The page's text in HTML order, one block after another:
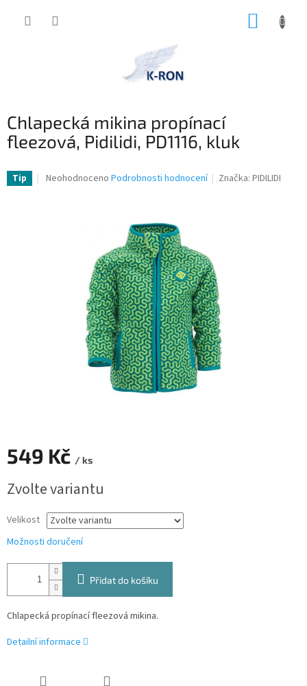
Chlapecká mikina propínací
fleezová, Pidilidi, PD1116, kluk
Tip
Průměrné
Neohodnoceno Podrobnosti hodnocení Značka:PIDILIDI
549 Kč / ks
cena:
Zvolte variantu
Velikost
Možnosti doručení
Přidat do košíku
Chlapecká propínací fleezová mikina.
Detailní informace